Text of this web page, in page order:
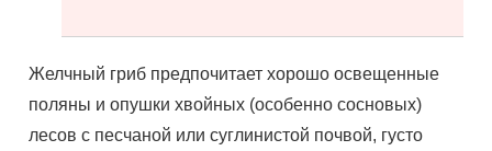
Желчный гриб предпочитает хорошо освещенные
поляны и опушки хвойных (особенно сосновых)
лесов с песчаной или суглинистой почвой, густо